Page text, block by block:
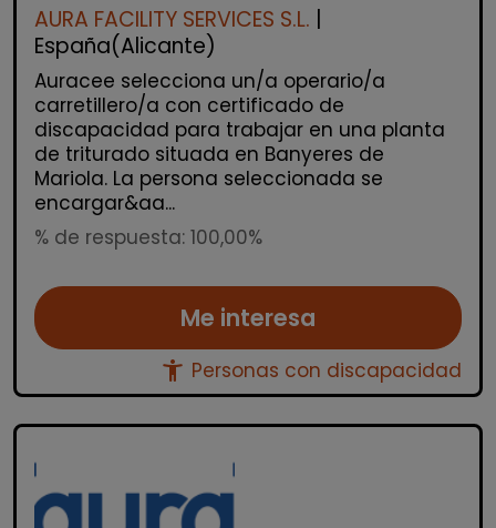
AURA FACILITY SERVICES S.L.
España(Alicante)
Auracee selecciona un/a operario/a
carretillero/a con certificado de
discapacidad para trabajar en una planta
de triturado situada en Banyeres de
Mariola. La persona seleccionada se
encargar&aa...
% de respuesta: 100,00%
Me interesa
accessibility_new Personas con discapacidad